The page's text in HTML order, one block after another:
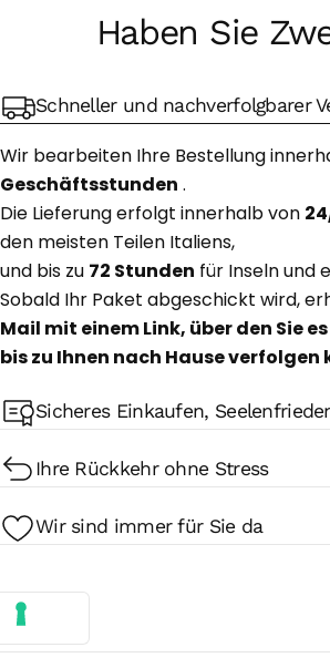
Haben Sie
Schneller und nachverfolgbarer
Wir bearbeiten Ihre Bestellung
Geschäftsstunden .
Die Lieferung erfolgt innerhalb von
den meisten Teilen Italiens,
und bis zu 72 Stunden für Inseln und
Sobald Ihr Paket abgeschickt wird,
Mail mit einem Link, über den Sie
bis zu Ihnen nach Hause verfolgen
Sicheres Einkaufen,
Ihre Rückkehr ohne Stress
Wir sind immer für Sie da